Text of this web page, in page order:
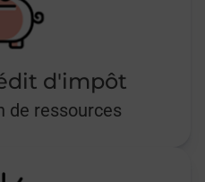
d'impôt
de ressources